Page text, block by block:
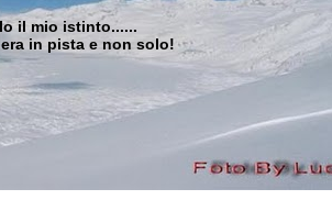
il mio istinto......
in pista e non solo!